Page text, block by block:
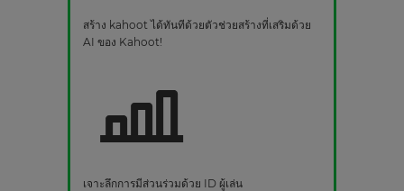
สร้าง kahoot ได้ทันทีด้วยตัวช่วยสร้างที่เสริมด้วย
AI ของ Kahoot!
เจาะลึกการมีส่วนร่วมด้วย ID ผู้เล่น